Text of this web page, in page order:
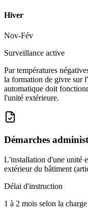
Hiver
Nov-Fév
Surveillance active
Par températures
la formation de givre sur
automatique doit
l'unité extérieure.
Démarches
L'installation d'une unité
extérieur du bâtiment
Délai d'instruction
1 à 2 mois selon la